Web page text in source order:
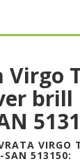
brill
VIRGO
SAN 513150: